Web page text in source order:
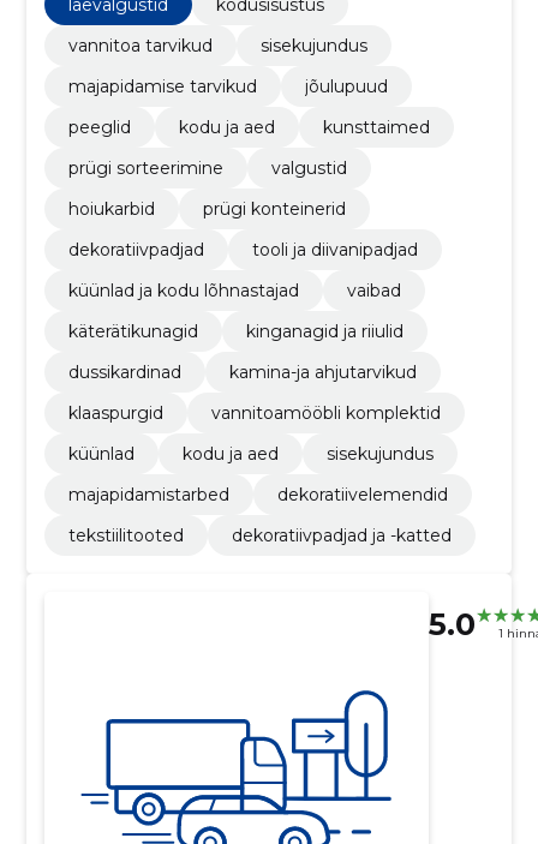
laevalgustid
kodusisustus
vannitoa tarvikud
sisekujundus
majapidamise tarvikud
jõulupuud
peeglid
kodu ja aed
kunsttaimed
prügi sorteerimine
valgustid
hoiukarbid
prügi konteinerid
dekoratiivpadjad
tooli ja diivanipadjad
küünlad ja kodu lõhnastajad
vaibad
käterätikunagid
kinganagid ja riiulid
dussikardinad
kamina-ja ahjutarvikud
klaaspurgid
vannitoamööbli komplektid
küünlad
kodu ja aed
sisekujundus
majapidamistarbed
dekoratiivelemendid
tekstiilitooted
dekoratiivpadjad ja -katted
5.0 1